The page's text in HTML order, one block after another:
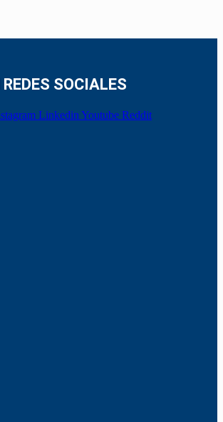
SOCIALES
Linkedin Youtube Reddit